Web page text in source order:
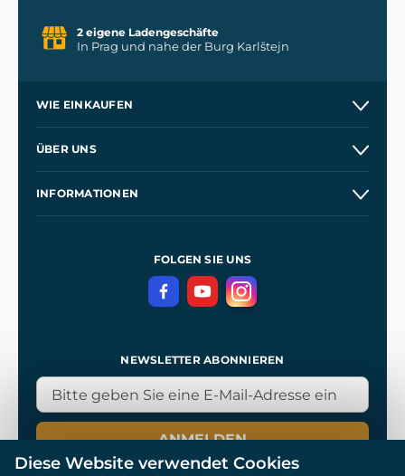
2 eigene Ladengeschäfte
In Prag und nahe der Burg Karlštejn
WIE EINKAUFEN
Kontakt
ÜBER UNS
INFORMATIONEN
DatenschutzerklärungFOLGEN SIE UNS
NEWSLETTER ABONNIEREN
ANMELDEN
Diese Website verwendet Cookies